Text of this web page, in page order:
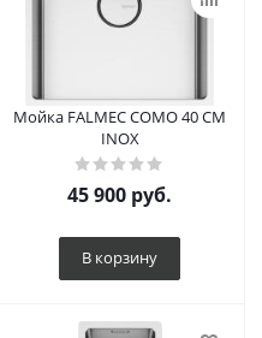
Мойка FALMEC COMO 40 CM
INOX
45 900 руб.
В корзину